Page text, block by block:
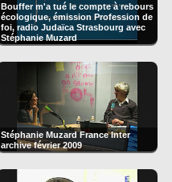
Bouffer m'a tué le compte à rebours
écologique, émission Profession de
foi, radio Judaïca Strasbourg avec
Stéphanie Muzard
Stéphanie Muzard France Inter
archive février 2009